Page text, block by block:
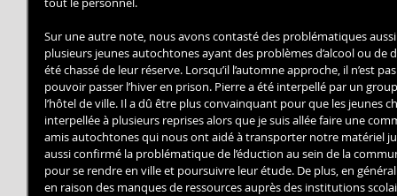
Sur une autre note, nous avons contasté des problématiques
plusieurs jeunes autochtones ayant des problèmes d’alcool ou
été chassé de leur réserve. Lorsqu’il l’automne approche, il n’est
pouvoir passer l’hiver en prison. Pierre a été interpellé par un
l’hôtel de ville. Il a dû être plus convainquant pour que les jeunes
interpellée à plusieurs reprises alors que je suis allée faire une
amis autochtones qui nous ont aidé à transporter notre matériel
aussi confirmé la problématique de l’éduction au sein de la
pour se rendre en ville et poursuivre leur étude. De plus, en
en raison des manques de ressources auprès des institutions